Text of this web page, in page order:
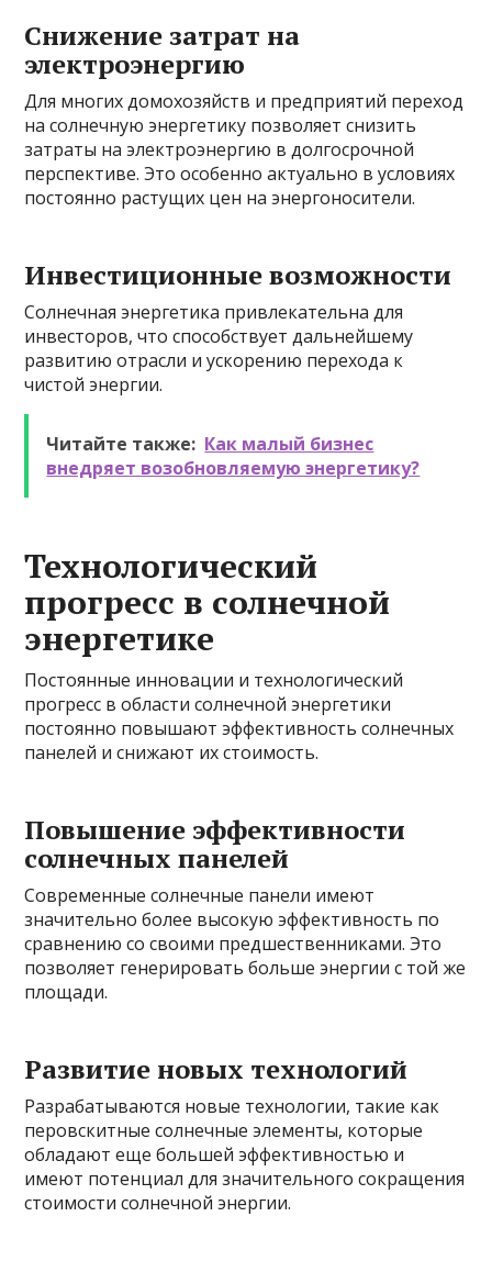
Снижение затрат на
электроэнергию
Для многих домохозяйств и предприятий переход
на солнечную энергетику позволяет снизить
затраты на электроэнергию в долгосрочной
перспективе. Это особенно актуально в условиях
постоянно растущих цен на энергоносители.
Инвестиционные возможности
Солнечная энергетика привлекательна для
инвесторов, что способствует дальнейшему
развитию отрасли и ускорению перехода к
чистой энергии.
Читайте также: Как малый бизнес
внедряет возобновляемую энергетику?
Технологический
прогресс в солнечной
энергетике
Постоянные инновации и технологический
прогресс в области солнечной энергетики
постоянно повышают эффективность солнечных
панелей и снижают их стоимость.
Повышение эффективности
солнечных панелей
Современные солнечные панели имеют
значительно более высокую эффективность по
сравнению со своими предшественниками. Это
позволяет генерировать больше энергии с той же
площади.
Развитие новых технологий
Разрабатываются новые технологии, такие как
перовскитные солнечные элементы, которые
обладают еще большей эффективностью и
имеют потенциал для значительного сокращения
стоимости солнечной энергии.